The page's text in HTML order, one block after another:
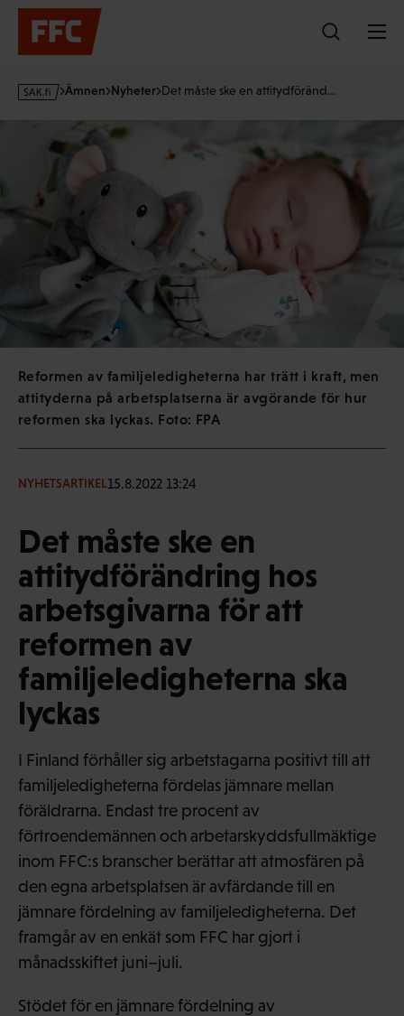
Hoppa
innehållet
s
Ämnen Nyheter Det måste ske en attitydföränd…
Reformen av familjeledigheterna har trätt i kraft, men
attityderna på arbetsplatserna är avgörande för hur
reformen ska lyckas. Foto: FPA
NYHETSARTIKEL15.8.2022 13:24
Det måste ske en
attitydförändring hos
arbetsgivarna för att
reformen av
familjeledigheterna ska
lyckas
I Finland förhåller sig arbetstagarna positivt till att
familjeledigheterna fördelas jämnare mellan
föräldrarna. Endast tre procent av
förtroendemännen och arbetarskyddsfullmäktige
inom FFC:s branscher berättar att atmosfären på
den egna arbetsplatsen är avfärdande till en
jämnare fördelning av familjeledigheterna. Det
framgår av en enkät som FFC har gjort i
månadsskiftet juni–juli.
Stödet för en jämnare fördelning av